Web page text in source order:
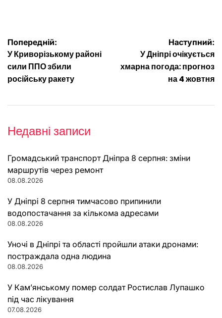
Навігація
записів
Попередній:
У Криворізькому районі
сили ППО збили
російську ракету
Наступний:
У Дніпрі очікується
хмарна погода: прогноз
на 4 жовтня
Недавні записи
Громадський транспорт Дніпра 8 серпня: зміни
маршрутів через ремонт
08.08.2026
У Дніпрі 8 серпня тимчасово припинили
водопостачання за кількома адресами
08.08.2026
Уночі в Дніпрі та області пройшли атаки дронами:
постраждала одна людина
08.08.2026
У Кам’янському помер солдат Ростислав Лупашко
під час лікування
07.08.2026